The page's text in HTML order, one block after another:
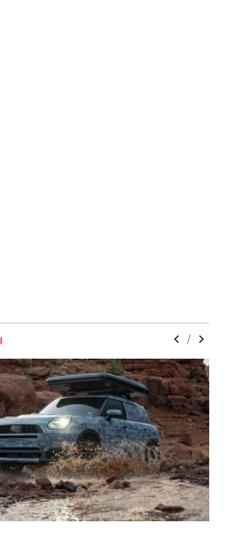
/